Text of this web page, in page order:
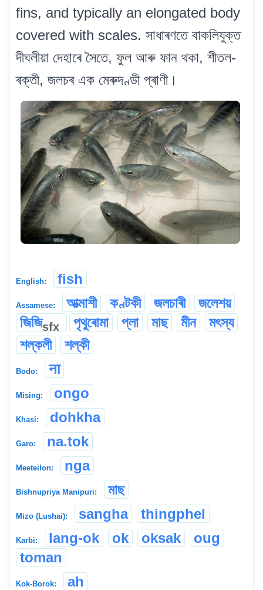
fins, and typically an elongated body
covered with scales. সাধাৰণতে বাকলিযুক্ত
দীঘলীয়া দেহাৰে সৈতে, ফুল আৰু ফান থকা, শীতল-
ৰক্তী, জলচৰ এক মেৰুদণ্ডী প্ৰাণী।
English: fish
Assamese: আত্মাশী কণ্টকী জলচাৰী
জলেশয়
জিজিsfx পৃথুৰোমা প্লা মাছ মীন
মৎস্য
শল্কলী
শল্কী
Bodo: ना
Mising: ongo
Khasi: dohkha
Garo: na.tok
Meeteilon: nga
Bishnupriya Manipuri: মাছ
Mizo (Lushai): sangha thingphel
Karbi: lang-ok ok oksak
oug
toman
Kok-Borok: ah